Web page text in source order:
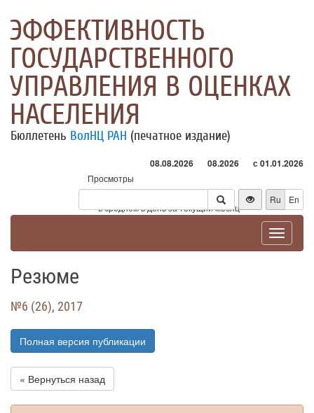
ЭФФЕКТИВНОСТЬ
ГОСУДАРСТВЕННОГО
УПРАВЛЕНИЯ В ОЦЕНКАХ
НАСЕЛЕНИЯ
Бюллетень ВолНЦ РАН (печатное издание)
08.08.2026 08.2026 с 01.01.2026
Просмотры
Посетители
* - в среднем в день за текущий месяц
Ru En
Toggle
Резюме
№6 (26), 2017
Полная версия публикации
« Вернуться назад